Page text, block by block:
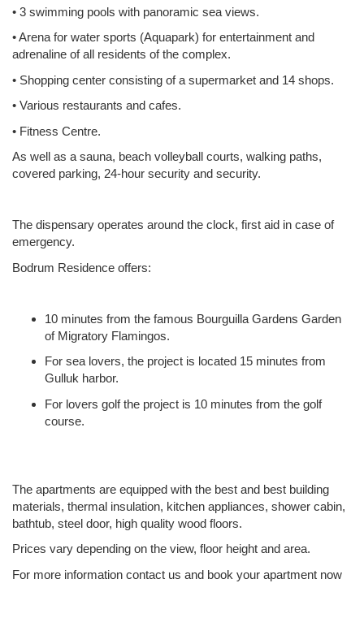
• 3 swimming pools with panoramic sea views.
• Arena for water sports (Aquapark) for entertainment and
adrenaline of all residents of the complex.
• Shopping center consisting of a supermarket and 14 shops.
• Various restaurants and cafes.
• Fitness Centre.
As well as a sauna, beach volleyball courts, walking paths,
covered parking, 24-hour security and security.
The dispensary operates around the clock, first aid in case of
emergency.
Bodrum Residence offers:
10 minutes from the famous Bourguilla Gardens Garden
of Migratory Flamingos.
For sea lovers, the project is located 15 minutes from
Gulluk harbor.
For lovers golf the project is 10 minutes from the golf
course.
The apartments are equipped with the best and best building
materials, thermal insulation, kitchen appliances, shower cabin,
bathtub, steel door, high quality wood floors.
Prices vary depending on the view, floor height and area.
For more information contact us and book your apartment now